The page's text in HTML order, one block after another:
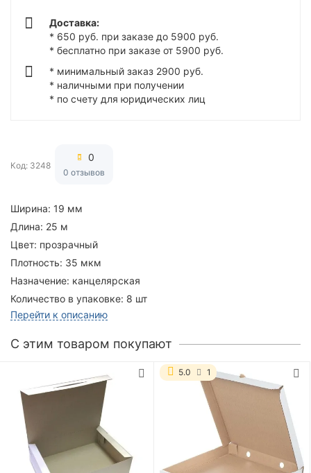
Ширина: 19 мм
Длина: 25 м
Цвет: прозрачный
Плотность: 35 мкм
Назначение: канцелярская
Количество в упаковке: 8 шт
Перейти к описанию
Доставка:
* 650 руб. при заказе до 5900 руб.
* бесплатно при заказе от 5900 руб.
* минимальный заказ 2900 руб.
* наличными при получении
* по счету для юридических лиц
Код: 3248
0
0 отзывов
C этим товаром покупают
5.0 1